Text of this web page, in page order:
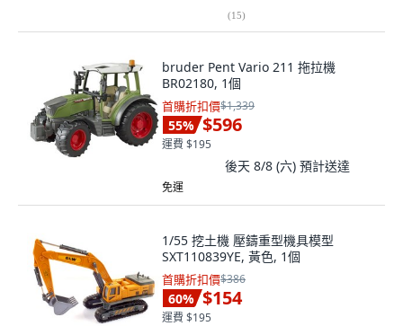
(15)
bruder Pent Vario 211 拖拉機
BR02180, 1個
首購折扣價$1,339
55% $596
運費 $195
後天 8/8 (六) 預計送達
免運
1/55 挖土機 壓鑄重型機具模型
SXT110839YE, 黃色, 1個
首購折扣價$386
60% $154
運費 $195